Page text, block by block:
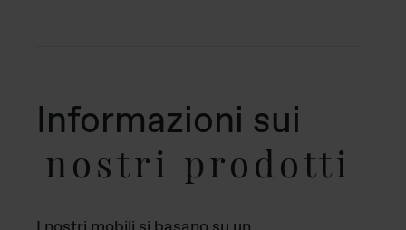
Informazioni sui
nostri prodotti